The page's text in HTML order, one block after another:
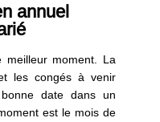
annuel
moment. La
les congés à venir
date dans un
est le mois de